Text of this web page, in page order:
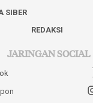
SIBER
REDAKSI
JARINGAN SOCIAL